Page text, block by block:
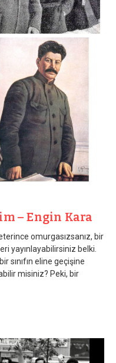
– Engin Kara
omurgasızsanız, bir
yayınlayabilirsiniz belki.
sınıfın eline geçişine
misiniz? Peki, bir